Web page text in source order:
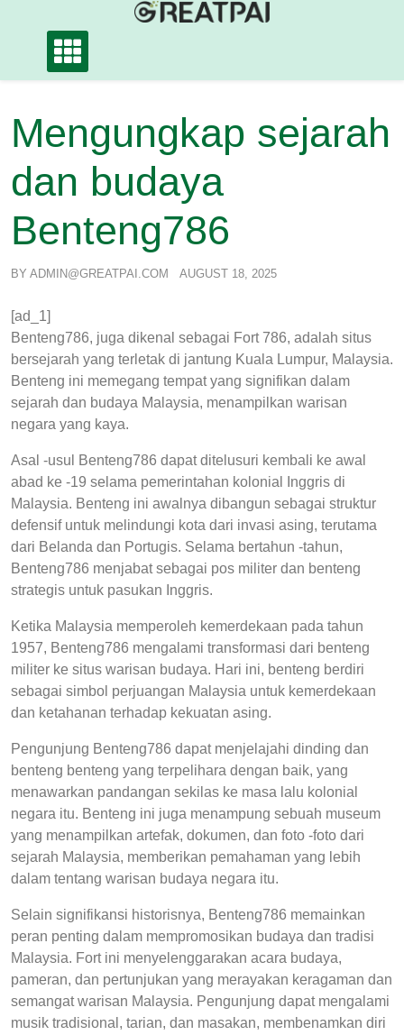
Mengungkap sejarah
dan budaya
Benteng786
BY ADMIN@GREATPAI.COM AUGUST 18, 2025
[ad_1]
Benteng786, juga dikenal sebagai Fort 786, adalah situs
bersejarah yang terletak di jantung Kuala Lumpur, Malaysia.
Benteng ini memegang tempat yang signifikan dalam
sejarah dan budaya Malaysia, menampilkan warisan
negara yang kaya.
Asal -usul Benteng786 dapat ditelusuri kembali ke awal
abad ke -19 selama pemerintahan kolonial Inggris di
Malaysia. Benteng ini awalnya dibangun sebagai struktur
defensif untuk melindungi kota dari invasi asing, terutama
dari Belanda dan Portugis. Selama bertahun -tahun,
Benteng786 menjabat sebagai pos militer dan benteng
strategis untuk pasukan Inggris.
Ketika Malaysia memperoleh kemerdekaan pada tahun
1957, Benteng786 mengalami transformasi dari benteng
militer ke situs warisan budaya. Hari ini, benteng berdiri
sebagai simbol perjuangan Malaysia untuk kemerdekaan
dan ketahanan terhadap kekuatan asing.
Pengunjung Benteng786 dapat menjelajahi dinding dan
benteng benteng yang terpelihara dengan baik, yang
menawarkan pandangan sekilas ke masa lalu kolonial
negara itu. Benteng ini juga menampung sebuah museum
yang menampilkan artefak, dokumen, dan foto -foto dari
sejarah Malaysia, memberikan pemahaman yang lebih
dalam tentang warisan budaya negara itu.
Selain signifikansi historisnya, Benteng786 memainkan
peran penting dalam mempromosikan budaya dan tradisi
Malaysia. Fort ini menyelenggarakan acara budaya,
pameran, dan pertunjukan yang merayakan keragaman dan
semangat warisan Malaysia. Pengunjung dapat mengalami
musik tradisional, tarian, dan masakan, membenamkan diri